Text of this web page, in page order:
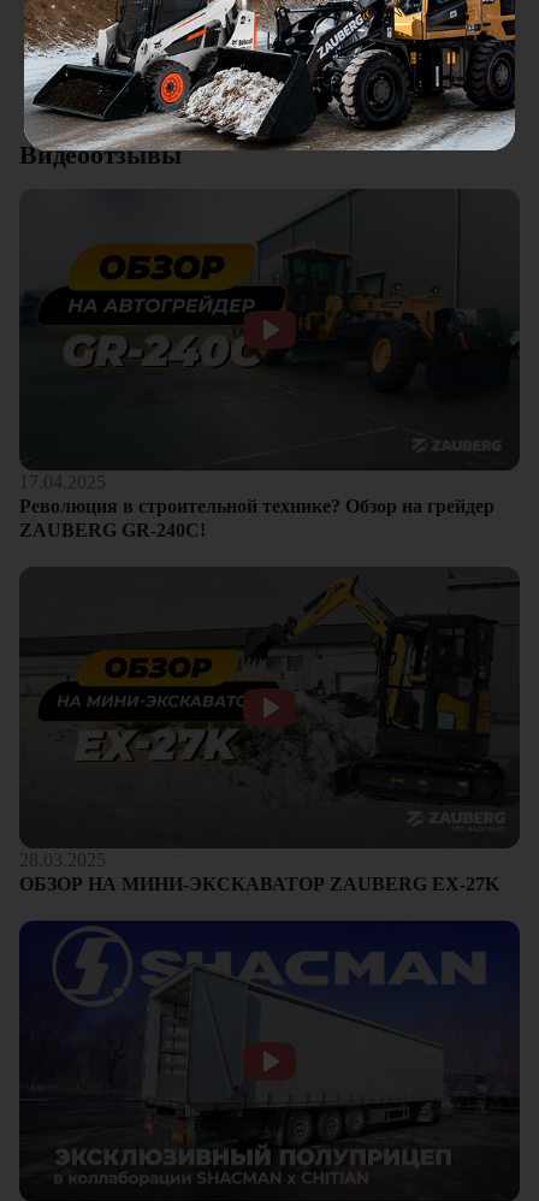
Смотреть все отзывы
качества. Отдельный плюс это внимательное отношение к
клиентам.
Видеоотзывы
17.04.2025
Революция в строительной технике? Обзор на грейдер
ZAUBERG GR-240C!
28.03.2025
ОБЗОР НА МИНИ-ЭКСКАВАТОР ZAUBERG EX-27K